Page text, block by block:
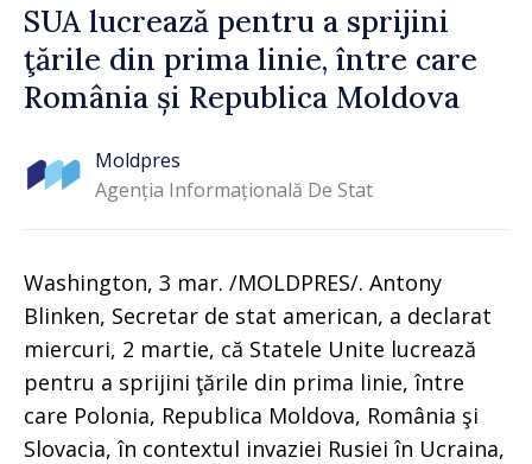
SUA lucrează pentru a sprijini
ţările din prima linie, între care
România și Republica Moldova
Moldpres
Agenția Informațională De Stat
Washington, 3 mar. /MOLDPRES/. Antony
Blinken, Secretar de stat american, a declarat
miercuri, 2 martie, că Statele Unite lucrează
pentru a sprijini ţările din prima linie, între
care Polonia, Republica Moldova, România şi
Slovacia, în contextul invaziei Rusiei în Ucraina,